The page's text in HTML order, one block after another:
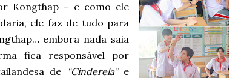
Kongthap – e como ele
ele faz de tudo para
embora nada saia
fica responsável por
de
“Cinderela”e